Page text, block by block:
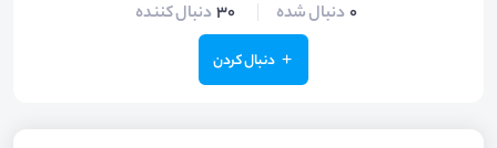
0 دنبال شده 30 دنبال کننده
دنبال کردن